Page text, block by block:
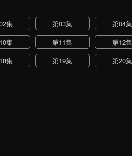
集 第03集 第04集
集 第11集 第12集
集 第19集 第20集